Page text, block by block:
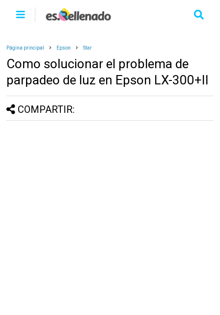
Página principal Epson Star
Como solucionar el problema de
parpadeo de luz en Epson LX-300+II
COMPARTIR: